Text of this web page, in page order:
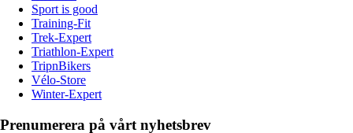
Sport is good
Training-Fit
Trek-Expert
Triathlon-Expert
TripnBikers
Vélo-Store
Winter-Expert
Prenumerera på vårt nyhetsbrev